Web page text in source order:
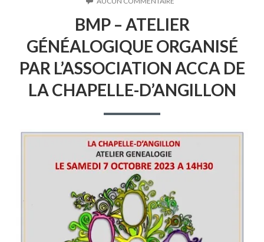
–
ATELIER
GÉNÉALOGIQUE
ORGANISÉ
PAR
L’ASSOCIATION
ACCA
DE
BMP – ATELIER
GÉNÉALOGIQUE ORGANISÉ
PAR L’ASSOCIATION ACCA DE
LA CHAPELLE-D’ANGILLON